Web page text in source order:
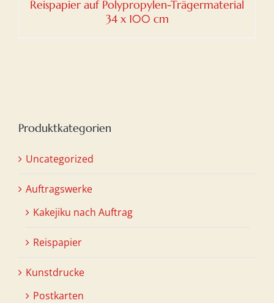
Reispapier auf Polypropylen-Trägermaterial
34 x 100 cm
Produktkategorien
Uncategorized
Auftragswerke
Kakejiku nach Auftrag
Reispapier
Kunstdrucke
Postkarten